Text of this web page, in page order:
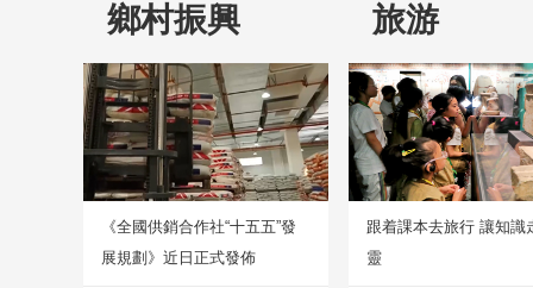
鄉村振興
《全國供銷合作社“十五五”發
展規劃》近日正式發佈
旅游
跟着課本去旅行 讓知識
靈